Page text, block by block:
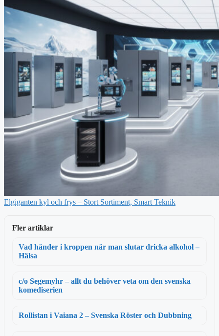
Elgiganten kyl och frys – Stort Sortiment, Smart Teknik
Fler artiklar
Vad händer i kroppen när man slutar dricka alkohol –
Hälsa
c/o Segemyhr – allt du behöver veta om den svenska
komediserien
Rollistan i Vaiana 2 – Svenska Röster och Dubbning